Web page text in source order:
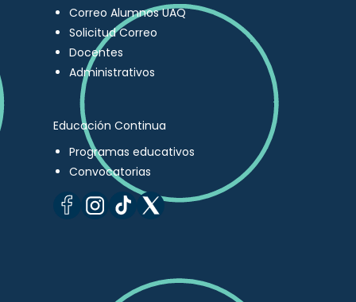
Correo Alumnos UAQ
Solicitud Correo
Docentes
Administrativos
Educación Continua
Programas educativos
Convocatorias